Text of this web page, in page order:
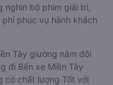
nghìn bộ phim giải trí,
phục vụ hành khách
Tây giường nằm đôi
đi Bến xe Miền Tây
có chất lượng Tốt với